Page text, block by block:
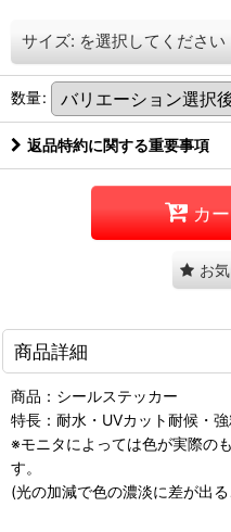
サイズ: を選択してください
数量:
返品特約に関する重要事項
カ
お
商品詳細
商品：シールステッカー
特長：耐水・UVカット耐候・
※モニタによっては色が実際の
す。
(光の加減で色の濃淡に差が出る